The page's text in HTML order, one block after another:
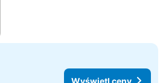
Wyświetl ceny